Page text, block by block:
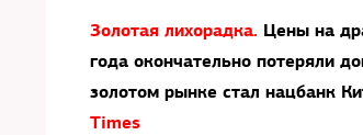
Золотая лихорадка. Цены на
года окончательно потеряли
золотом рынке стал нацбанк
Times